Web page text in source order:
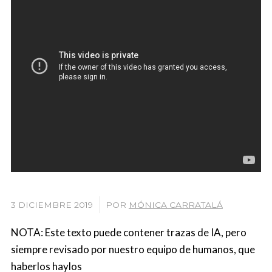
3 DICIEMBRE 2019
/ POR MÓNICA CARRATALÁ
NOTA: Este texto puede contener trazas de IA, pero
siempre revisado por nuestro equipo de humanos, que
haberlos haylos